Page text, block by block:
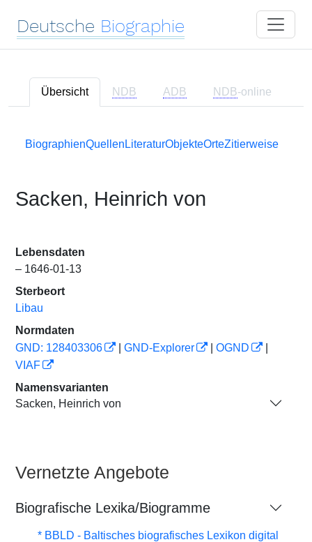
Deutsche Biographie
Übersicht NDB ADB NDB-online
BiographienQuellen LiteraturObjekteOrteZitierweise
Sacken, Heinrich von
Lebensdaten
– 1646-01-13
Sterbeort
Libau
Normdaten
GND: 128403306
GND-Explorer OGND
VIAF
Namensvarianten
Sacken, Heinrich von
Vernetzte Angebote
Biografische Lexika/Biogramme
* BBLD - Baltisches biografisches Lexikon digital